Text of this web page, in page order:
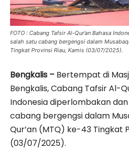
FOTO : Cabang Tafsir Al-Qur’an Bahasa
salah satu cabang bergengsi dalam
Tingkat Provinsi Riau, Kamis (03/07/2025).
Bengkalis – Bertempat di
Bengkalis, Cabang Tafsir Al-
Indonesia diperlombakan
cabang bergengsi dalam
Qur’an (MTQ) ke-43 Tingkat
(03/07/2025).